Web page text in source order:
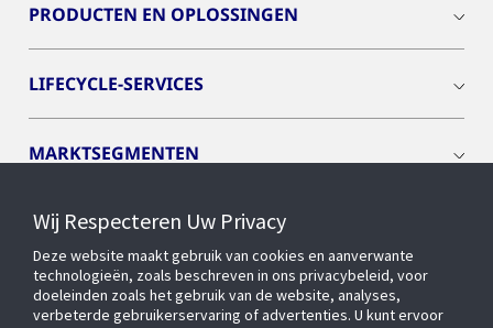
PRODUCTEN EN OPLOSSINGEN
LIFECYCLE-SERVICES
MARKTSEGMENTEN
CYBER SOLUTIONS
OPENBLUE
Wij Respecteren Uw Privacy
Deze website maakt gebruik van cookies en aanverwante
technologieën, zoals beschreven in ons privacybeleid, voor
doeleinden zoals het gebruik van de website, analyses,
verbeterde gebruikerservaring of advertenties. U kunt ervoor